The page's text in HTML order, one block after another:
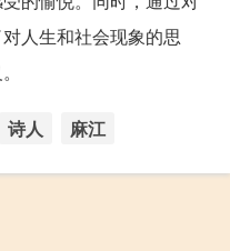
人生和社会现象的思
诗人 麻江